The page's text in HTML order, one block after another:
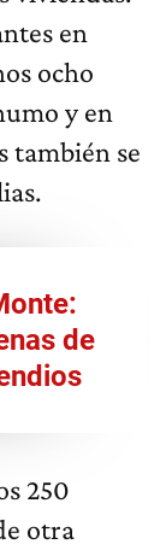
en
ocho
y en
también se
de
250
otra